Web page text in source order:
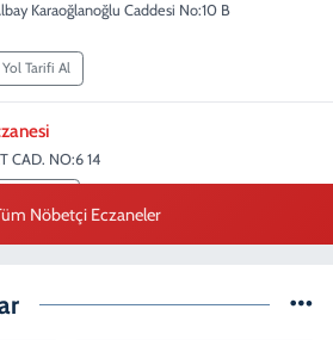
Karaoğlanoğlu Caddesi No:10 B
Yol Tarifi Al
CAD. NO:6 14
Nöbetçi Eczaneler